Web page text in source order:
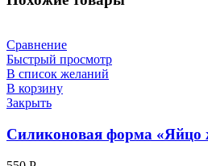
Сравнение
Быстрый просмотр
В список желаний
В корзину
Закрыть
Силиконовая форма «Яйцо